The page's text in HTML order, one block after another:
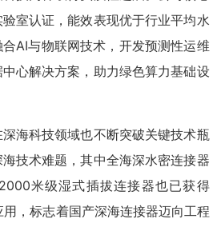
室认证，能效表现优于行业平均水
AI与物联网技术，开发预测性运维
心解决方案，助力绿色算力基础设
海科技领域也不断突破关键技术瓶
技术难题，其中全海深水密连接器
米级湿式插拔连接器也已获得
，标志着国产深海连接器迈向工程